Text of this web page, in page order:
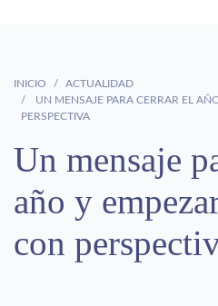
INICIO
ACTUALIDAD
UN MENSAJE PARA CERRAR EL
PERSPECTIVA
Un mensaje
año y
con